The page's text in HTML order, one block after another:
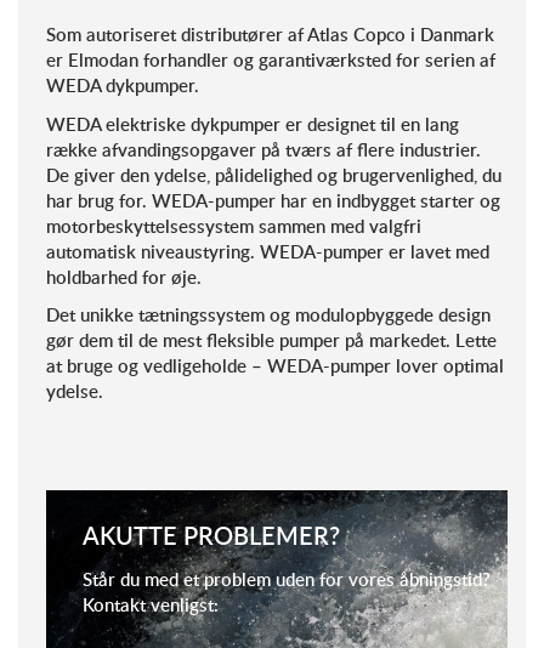
Som autoriseret distributører af Atlas Copco i Danmark
er Elmodan forhandler og garantiværksted for serien af
WEDA dykpumper.
WEDA elektriske dykpumper er designet til en lang
række afvandingsopgaver på tværs af flere industrier.
De giver den ydelse, pålidelighed og brugervenlighed, du
har brug for. WEDA-pumper har en indbygget starter og
motorbeskyttelsessystem sammen med valgfri
automatisk niveaustyring. WEDA-pumper er lavet med
holdbarhed for øje.
Det unikke tætningssystem og modulopbyggede design
gør dem til de mest fleksible pumper på markedet. Lette
at bruge og vedligeholde – WEDA-pumper lover optimal
ydelse.
AKUTTE PROBLEMER?
Står du med et problem uden for vores åbningstid?
Kontakt venligst: